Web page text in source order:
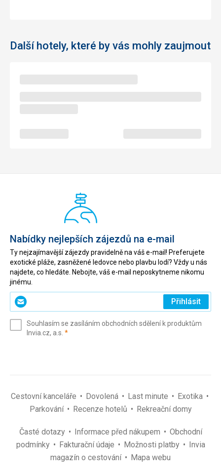
Další hotely, které by vás mohly zaujmout
Nabídky nejlepších zájezdů na e-mail
Ty nejzajímavější zájezdy pravidelně na váš e-mail! Preferujete
exotické pláže, zasněžené ledovce nebo plavbu lodí? Vždy u nás
najdete, co hledáte. Nebojte, váš e-mail neposkytneme nikomu
jinému.
Zadejte
svůj
(povinné)
Přihlásit
Souhlasím se zasíláním obchodních sdělení k produktům
Invia.cz, a.s. *(povinné)
Cestovní kanceláře Dovolená Last minute
Exotika
Parkování
Recenze hotelů Rekreační domy
Časté dotazy Informace před nákupem
Obchodní
podmínky
Fakturační údaje Možnosti platby
Invia
magazín o cestování
Mapa webu